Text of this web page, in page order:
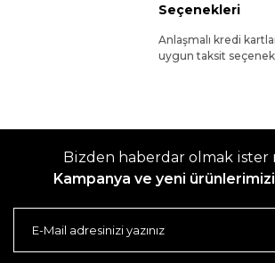
Seçenekleri
Anlaşmalı kredi
uygun taksit
Bizden haberdar olmak ister
Kampanya ve yeni